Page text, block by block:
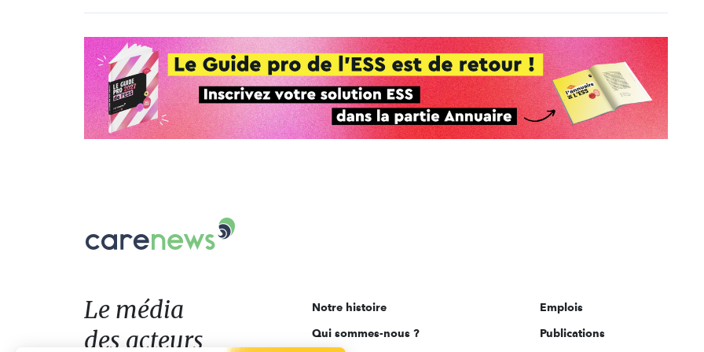
Le
acteurs
de
l'engagement
Le média
des acteurs
Notre histoire
Qui sommes-nous ?
Emplois
Publications